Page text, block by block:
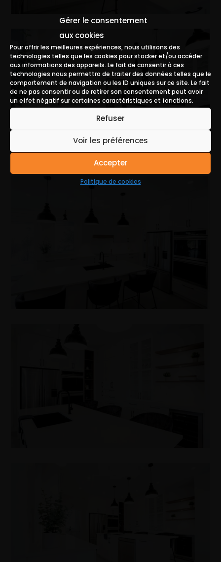
Gérer le consentement
aux cookies
Pour offrir les meilleures expériences, nous utilisons des
technologies telles que les cookies pour stocker et/ou accéder
aux informations des appareils. Le fait de consentir à ces
technologies nous permettra de traiter des données telles que le
comportement de navigation ou les ID uniques sur ce site. Le fait
de ne pas consentir ou de retirer son consentement peut avoir
un effet négatif sur certaines caractéristiques et fonctions.
Accepter
Refuser
Voir les préférences
Politique de cookies